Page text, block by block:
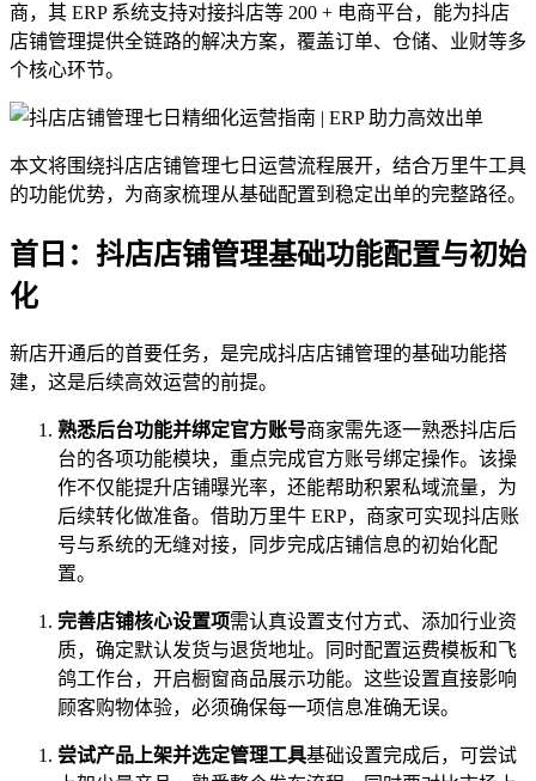
商，其 ERP 系统支持对接抖店等 200 + 电商平台，能为抖店
店铺管理提供全链路的解决方案，覆盖订单、仓储、业财等多
个核心环节。
本文将围绕抖店店铺管理七日运营流程展开，结合万里牛工具
的功能优势，为商家梳理从基础配置到稳定出单的完整路径。
首日：抖店店铺管理基础功能配置与初始
化
新店开通后的首要任务，是完成抖店店铺管理的基础功能搭
建，这是后续高效运营的前提。
熟悉后台功能并绑定官方账号商家需先逐一熟悉抖店后
台的各项功能模块，重点完成官方账号绑定操作。该操
作不仅能提升店铺曝光率，还能帮助积累私域流量，为
后续转化做准备。借助万里牛 ERP，商家可实现抖店账
号与系统的无缝对接，同步完成店铺信息的初始化配
置。
完善店铺核心设置项需认真设置支付方式、添加行业资
质，确定默认发货与退货地址。同时配置运费模板和飞
鸽工作台，开启橱窗商品展示功能。这些设置直接影响
顾客购物体验，必须确保每一项信息准确无误。
尝试产品上架并选定管理工具基础设置完成后，可尝试